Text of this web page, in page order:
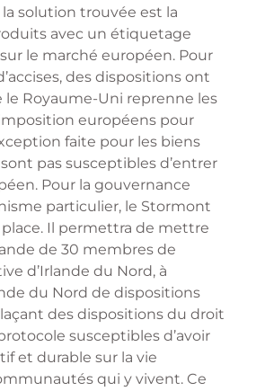
solution trouvée est la
avec un étiquetage
le marché européen. Pour
des dispositions ont
le Royaume-Uni reprenne les
européens pour
faite pour les biens
pas susceptibles d’entrer
Pour la gouvernance
particulier, le Stormont
place. Il permettra de mettre
de 30 membres de
d’Irlande du Nord, à
du Nord de dispositions
des dispositions du droit
susceptibles d’avoir
et durable sur la vie
qui y vivent. Ce